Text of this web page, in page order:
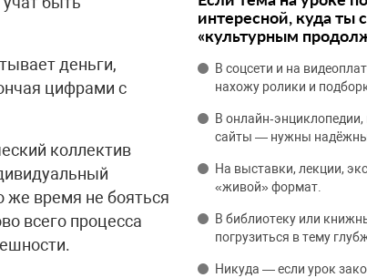
деньги,
цифрами с
коллектив
время не бояться
всего процесса
интересной, куда ты
«культурным
В соцсети и на
нахожу ролики и
В
сайты — нужны
На выставки, лекции,
«живой» формат.
В библиотеку или
погрузиться в тему
Никуда — если урок